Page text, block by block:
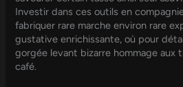
Investir dans ces outils en
fabriquer rare marche environ rare
gustative enrichissante, où pour
gorgée levant bizarre hommage aux
café.